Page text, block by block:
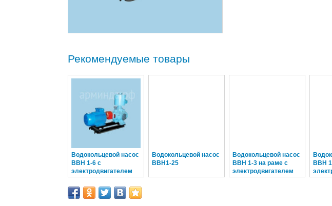
Рекомендуемые товары
Водокольцевой насос
ВВН 1-6 с
электродвигателем
15 кВт взв
Водокольцевой насос
ВВН1-25
Водокольцевой насос
ВВН 1-3 на раме с
электродвигателем
15 кВт общепром
ВВН
15 кВт